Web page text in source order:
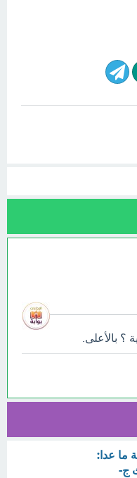
؟ بالأعلى.
ما عدا:
ج-